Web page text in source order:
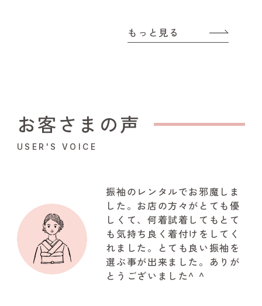
もっと見る
お客さまの声
USER'S VOICE
振袖のレンタルでお邪魔しま
した。お店の方々がとても優
しくて、何着試着してもとて
も気持ち良く着付けをしてく
れました。とても良い振袖を
選ぶ事が出来ました。ありが
とうございました^ ^